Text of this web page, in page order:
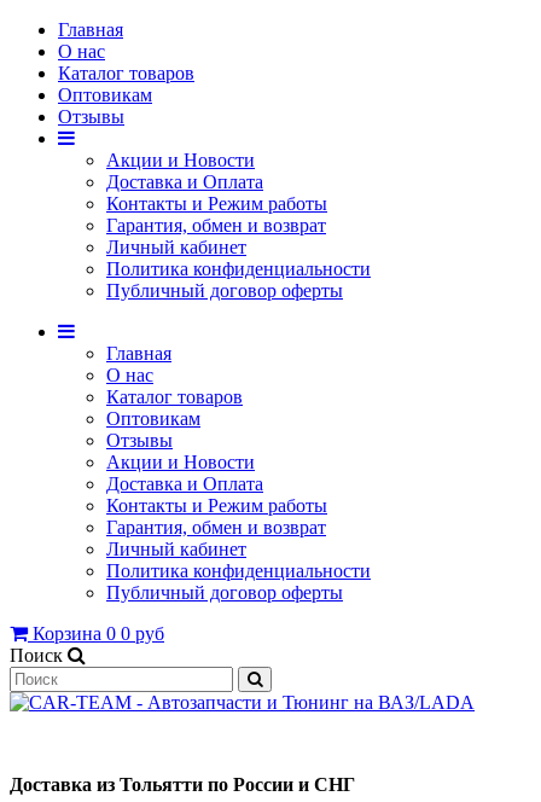
Главная
О нас
Каталог товаров
Оптовикам
Отзывы
Акции и Новости
Доставка и Оплата
Контакты и Режим работы
Гарантия, обмен и возврат
Личный кабинет
Политика конфиденциальности
Публичный договор оферты
Главная
О нас
Каталог товаров
Оптовикам
Отзывы
Акции и Новости
Доставка и Оплата
Контакты и Режим работы
Гарантия, обмен и возврат
Личный кабинет
Политика конфиденциальности
Публичный договор оферты
Корзина 0 0 руб
Поиск
Доставка из Тольятти по России и СНГ